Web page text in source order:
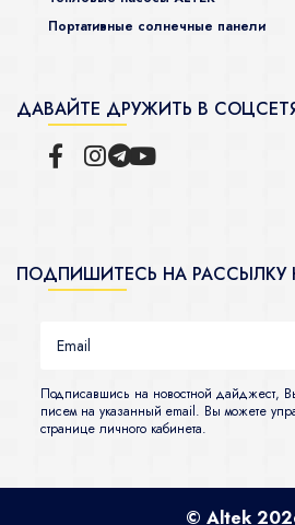
Портативные солнечные панели
ДАВАЙТЕ ДРУЖИТЬ В
ПОДПИШИТЕСЬ НА РАССЫЛКУ
Подписавшись на новостной дайджест,
писем на указанный email. Вы можете
странице личного кабинета.
© Altek